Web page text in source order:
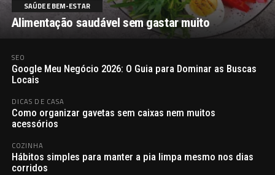
SAÚDE E BEM-ESTAR
Alimentação saudável sem gastar muito
SEO
Google Meu Negócio 2026: O Guia para Dominar as Buscas
Locais
DICAS DE CASA
Como organizar gavetas sem caixas nem muitos
acessórios
COZINHA
Hábitos simples para manter a pia limpa mesmo nos dias
corridos